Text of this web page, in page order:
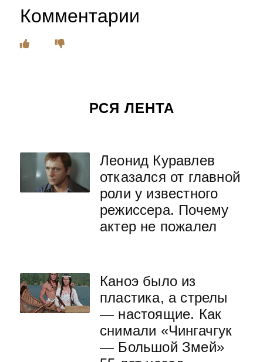
Комментарии
РСЯ ЛЕНТА
Леонид Куравлев
отказался от главной
роли у известного
режиссера. Почему
актер не пожалел
Каноэ было из
пластика, а стрелы
— настоящие. Как
снимали «Чингачгук
— Большой Змей»